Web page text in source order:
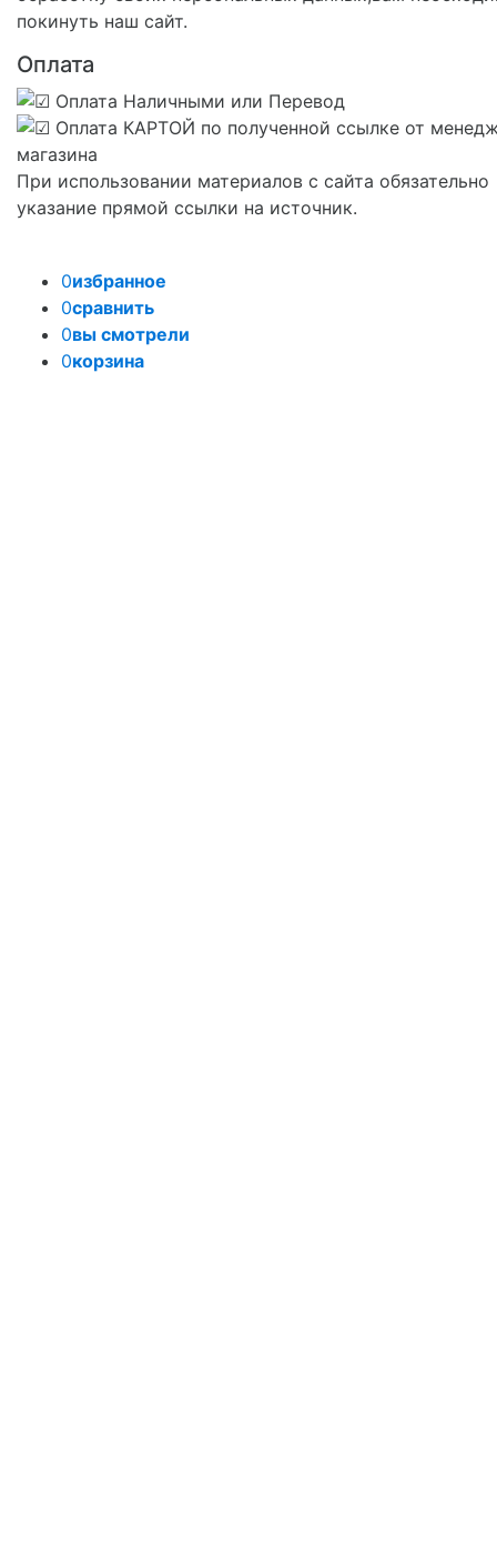
покинуть наш сайт.
Оплата
При использовании материалов с сайта обязательно
указание прямой ссылки на источник.
0избранное
0сравнить
0вы смотрели
0корзина